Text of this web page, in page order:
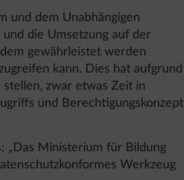
und dem Unabhängigen
die Umsetzung auf der
gewährleistet werden
kann. Dies hat aufgrund
zwar etwas Zeit in
und Berechtigungskonzept
„Das Ministerium für Bildung
Werkzeug